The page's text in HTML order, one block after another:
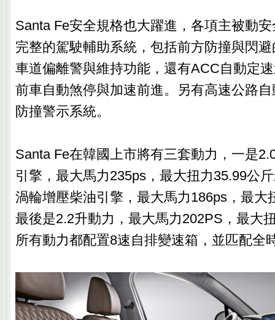
Santa Fe安全規格也大躍進，各項主被動
完整的駕駛輔助系統，包括前方防撞與閃
車道偏離警與維持功能，還有ACC自動定
前車自動煞停與加速前進。另有高速公路
防撞警示系統。
Santa Fe在韓國上市將有三套動力，一是
引擎，最大馬力235ps，最大扭力35.99公
渦輪增壓柴油引擎，最大馬力186ps，最大
最後是2.2升動力，最大馬力202PS，最大
所有動力都配置8速自排變速箱，並匹配全